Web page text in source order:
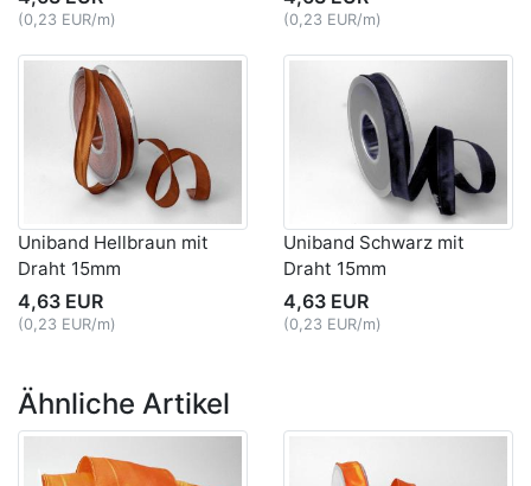
(0,23 EUR/m) (0,23 EUR/m)
Uniband Hellbraun mit
Draht 15mm
4,63 EUR
(0,23 EUR/m)
Uniband Schwarz mit
Draht 15mm
4,63 EUR
(0,23 EUR/m)
Ähnliche Artikel